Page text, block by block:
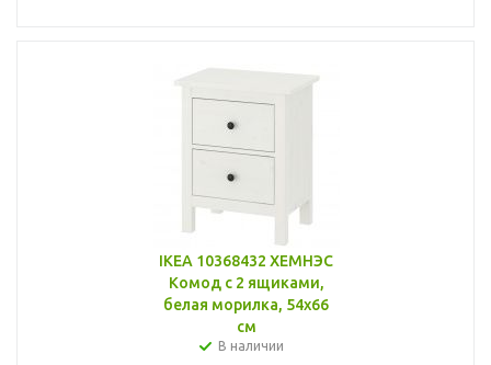
IKEA 10368432 ХЕМНЭС
Комод с 2 ящиками,
белая морилка, 54x66
см
В наличии